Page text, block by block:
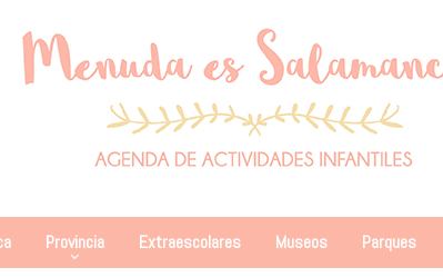
Provincia Extraescolares Museos Parques